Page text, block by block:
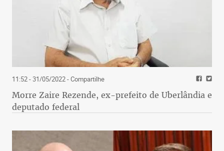
11:52 - 31/05/2022- Compartilhe
Morre Zaire Rezende, ex-prefeito de Uberlândia e
deputado federal